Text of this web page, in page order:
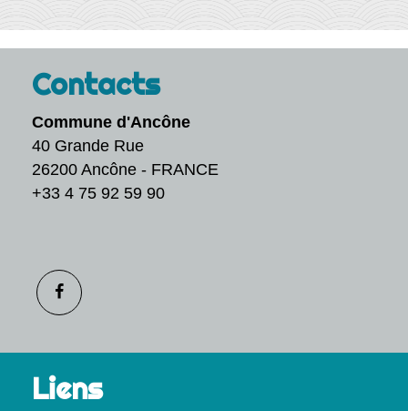
Contacts
Commune d'Ancône
40 Grande Rue
26200 Ancône - FRANCE
+33 4 75 92 59 90
Liens